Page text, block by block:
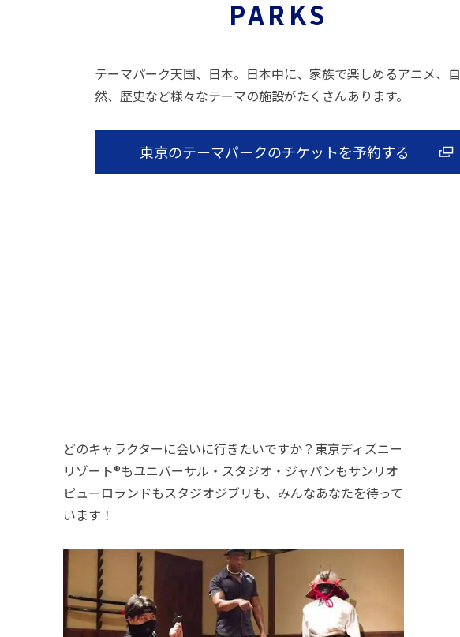
PARKS
テーマパーク天国、日本。日本中に、家族で楽しめるアニメ、自
然、歴史など様々なテーマの施設がたくさんあります。
東京のテーマパークのチケットを予約する
どのキャラクターに会いに行きたいですか？東京ディズニー
リゾート®もユニバーサル・スタジオ・ジャパンもサンリオ
ピューロランドもスタジオジブリも、みんなあなたを待って
います！